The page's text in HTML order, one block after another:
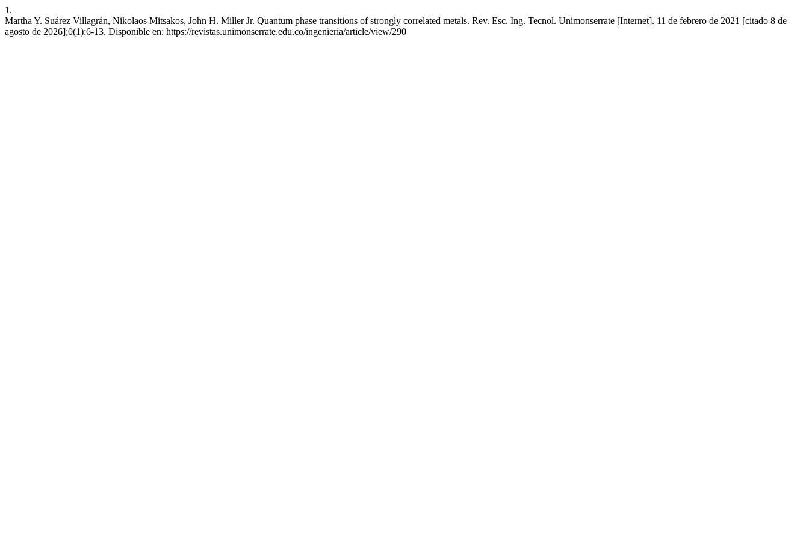
1.
Martha Y. Suárez Villagrán, Nikolaos Mitsakos, John H. Miller Jr. Quantum phase transitions of strongly correlated metals. Rev. Esc. Ing. Tecnol. Unimonserrate [Internet]. 11 de febrero de 2021 [citado 8 de
agosto de 2026];0(1):6-13. Disponible en: https://revistas.unimonserrate.edu.co/ingenieria/article/view/290